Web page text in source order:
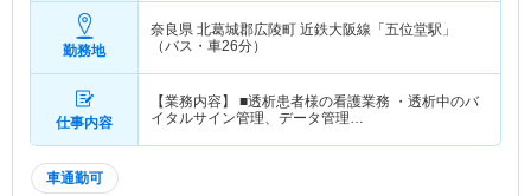
勤務地
奈良県 北葛城郡広陵町 近鉄大阪線「五位堂駅」
（バス・車26分）
仕事内容
【業務内容】 ■透析患者様の看護業務 ・透析中のバ
イタルサイン管理、データ管理…
車通勤可